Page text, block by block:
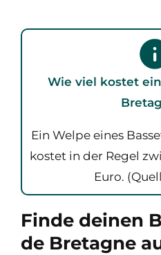
Wie viel kostet
Ein Welpe eines
kostet in der Regel
Euro.
Finde deinen
de Bretagne